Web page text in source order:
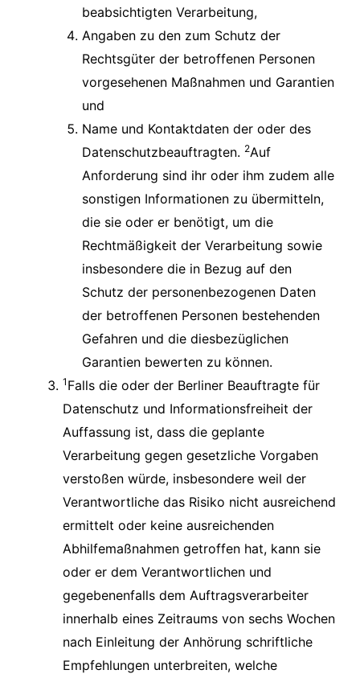
beabsichtigten Verarbeitung,
Angaben zu den zum Schutz der
Rechtsgüter der betroffenen Personen
vorgesehenen Maßnahmen und Garantien
und
Name und Kontaktdaten der oder des
Datenschutzbeauftragten. 2Auf
Anforderung sind ihr oder ihm zudem alle
sonstigen Informationen zu übermitteln,
die sie oder er benötigt, um die
Rechtmäßigkeit der Verarbeitung sowie
insbesondere die in Bezug auf den
Schutz der personenbezogenen Daten
der betroffenen Personen bestehenden
Gefahren und die diesbezüglichen
Garantien bewerten zu können.
1 Falls die oder der Berliner Beauftragte für
Datenschutz und Informationsfreiheit der
Auffassung ist, dass die geplante
Verarbeitung gegen gesetzliche Vorgaben
verstoßen würde, insbesondere weil der
Verantwortliche das Risiko nicht ausreichend
ermittelt oder keine ausreichenden
Abhilfemaßnahmen getroffen hat, kann sie
oder er dem Verantwortlichen und
gegebenenfalls dem Auftragsverarbeiter
innerhalb eines Zeitraums von sechs Wochen
nach Einleitung der Anhörung schriftliche
Empfehlungen unterbreiten, welche